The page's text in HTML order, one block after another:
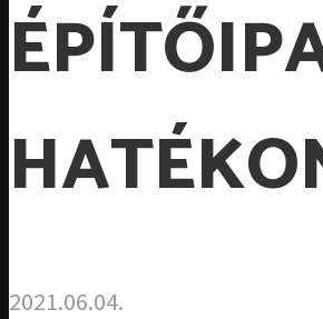
2021.06.04.